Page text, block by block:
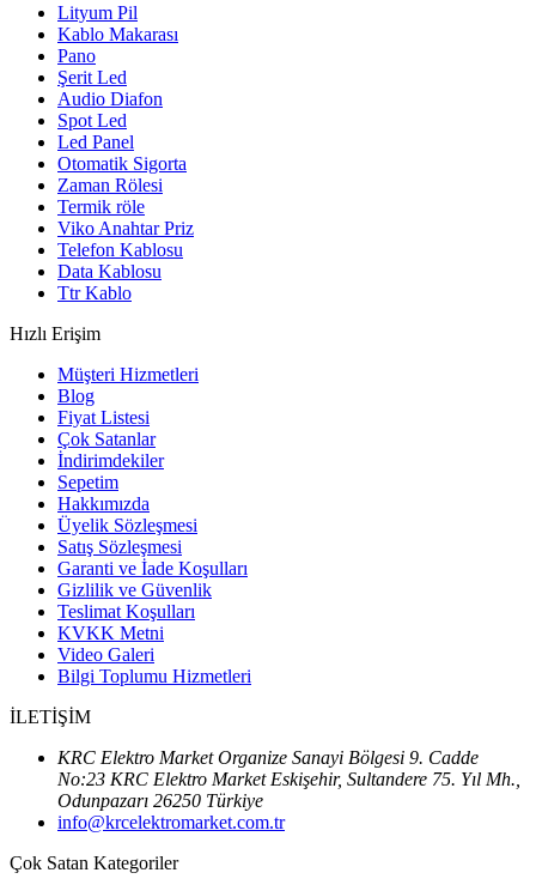
Lityum Pil
Kablo Makarası
Pano
Şerit Led
Audio Diafon
Spot Led
Led Panel
Otomatik Sigorta
Zaman Rölesi
Termik röle
Viko Anahtar Priz
Telefon Kablosu
Data Kablosu
Ttr Kablo
Hızlı Erişim
Müşteri Hizmetleri
Blog
Fiyat Listesi
Çok Satanlar
İndirimdekiler
Sepetim
Hakkımızda
Üyelik Sözleşmesi
Satış Sözleşmesi
Garanti ve İade Koşulları
Gizlilik ve Güvenlik
Teslimat Koşulları
KVKK Metni
Video Galeri
Bilgi Toplumu Hizmetleri
İLETİŞİM
KRC Elektro Market Organize Sanayi Bölgesi 9. Cadde
No:23 KRC Elektro Market Eskişehir, Sultandere 75. Yıl Mh.,
Odunpazarı 26250 Türkiye
info@krcelektromarket.com.tr
Çok Satan Kategoriler